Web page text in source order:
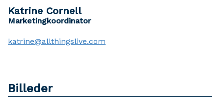
Katrine Cornell
Marketingkoordinator
katrine@allthingslive.com
Billeder